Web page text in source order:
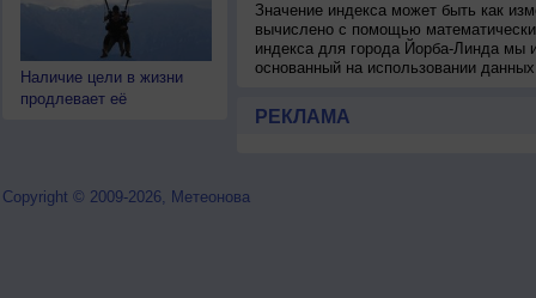
Наличие цели в жизни
продлевает её
Значение индекса может быть как
вычислено с помощью
индекса для города Йорба-Линда мы
основанный на использовании
РЕКЛАМА
Copyright © 2009-2026, Метеонова